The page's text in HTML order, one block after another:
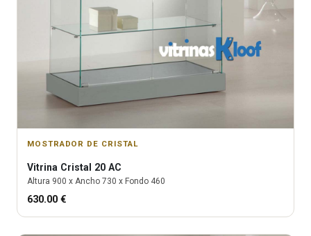
MOSTRADOR DE CRISTAL
Vitrina Cristal 20 AC
Altura 900 x Ancho 730 x Fondo 460
630.00 €